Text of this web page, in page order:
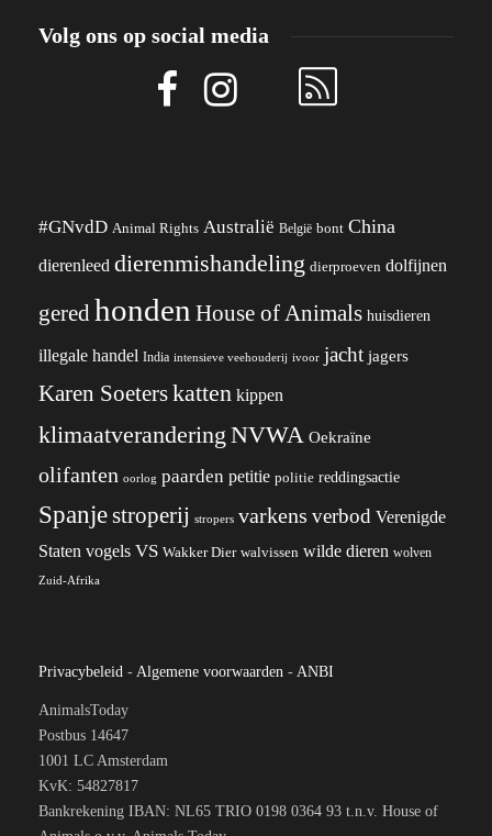
Volg ons op social media
#GNvdD Animal Rights Australië België bont China
dierenleed dierenmishandeling dierproeven dolfijnen
geredhonden House of Animals huisdieren
illegale handel India intensieve veehouderij ivoor jacht jagers
Karen Soeterskatten kippen
klimaatverandering NVWA Oekraïne
olifanten oorlog paarden petitie politie reddingsactie
Spanjestroperij stropers varkens verbod Verenigde
Staten vogels VS Wakker Dier walvissen wilde dieren wolven
Zuid-Afrika
Privacybeleid - Algemene voorwaarden - ANBI
AnimalsToday
Postbus 14647
1001 LC Amsterdam
KvK: 54827817
Bankrekening IBAN: NL65 TRIO 0198 0364 93 t.n.v. House of